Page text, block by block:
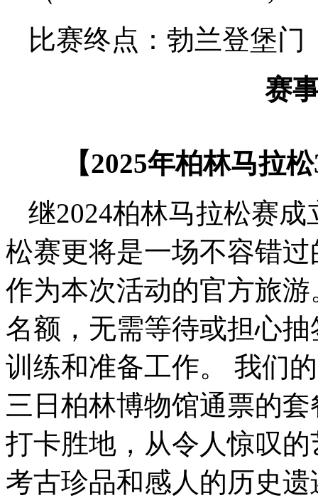
比赛终点：勃兰登堡门
赛
【2025年柏林马拉
继2024柏林马拉松赛成
松赛更将是一场不容错
作为本次活动的官方旅
名额，无需等待或担心
训练和准备工作。 我们
三日柏林博物馆通票的
打卡胜地，从令人惊叹
考古珍品和感人的历史